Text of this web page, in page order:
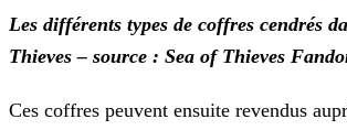
Les différents types de coffres cendrés
Thieves – source : Sea of Thieves
Ces coffres peuvent ensuite revendus